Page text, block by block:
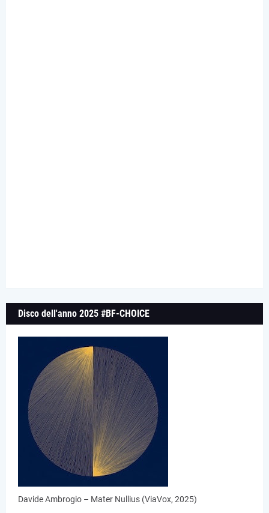
Disco dell'anno 2025 #BF-CHOICE
Davide Ambrogio – Mater Nullius (ViaVox, 2025)